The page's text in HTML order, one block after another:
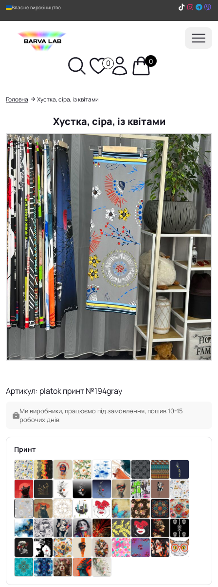
Власне виробництво
0 0
Пошук
Головна Хустка, сіра, із квітами
Хустка, сіра, із квітами
Артикул: platok принт №194gray
Ми виробники, працюємо під замовлення, пошив 10-15
робочих днів
Принт